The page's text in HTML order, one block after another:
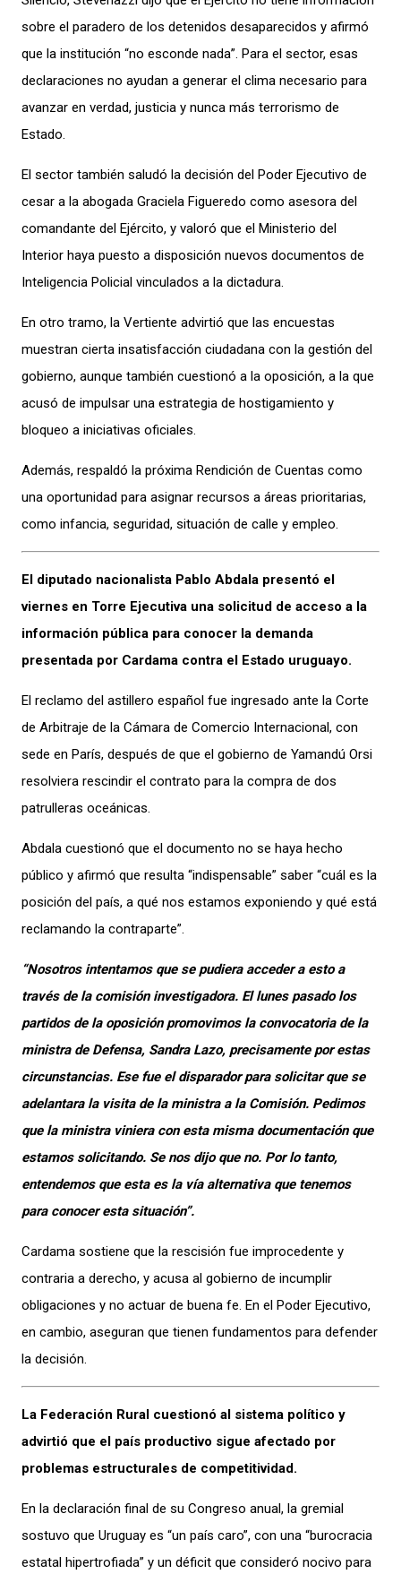
sobre el paradero de los detenidos desaparecidos y afirmó
que la institución “no esconde nada”. Para el sector, esas
declaraciones no ayudan a generar el clima necesario para
avanzar en verdad, justicia y nunca más terrorismo de
Estado.
El sector también saludó la decisión del Poder Ejecutivo de
cesar a la abogada Graciela Figueredo como asesora del
comandante del Ejército, y valoró que el Ministerio del
Interior haya puesto a disposición nuevos documentos de
Inteligencia Policial vinculados a la dictadura.
En otro tramo, la Vertiente advirtió que las encuestas
muestran cierta insatisfacción ciudadana con la gestión del
gobierno, aunque también cuestionó a la oposición, a la que
acusó de impulsar una estrategia de hostigamiento y
bloqueo a iniciativas oficiales.
Además, respaldó la próxima Rendición de Cuentas como
una oportunidad para asignar recursos a áreas prioritarias,
como infancia, seguridad, situación de calle y empleo.
El diputado nacionalista Pablo Abdala presentó el
viernes en Torre Ejecutiva una solicitud de acceso a la
información pública para conocer la demanda
presentada por Cardama contra el Estado uruguayo.
El reclamo del astillero español fue ingresado ante la Corte
de Arbitraje de la Cámara de Comercio Internacional, con
sede en París, después de que el gobierno de Yamandú Orsi
resolviera rescindir el contrato para la compra de dos
patrulleras oceánicas.
Abdala cuestionó que el documento no se haya hecho
público y afirmó que resulta “indispensable” saber “cuál es la
posición del país, a qué nos estamos exponiendo y qué está
reclamando la contraparte”.
“Nosotros intentamos que se pudiera acceder a esto a
través de la comisión investigadora. El lunes pasado los
partidos de la oposición promovimos la convocatoria de la
ministra de Defensa, Sandra Lazo, precisamente por estas
circunstancias. Ese fue el disparador para solicitar que se
adelantara la visita de la ministra a la Comisión. Pedimos
que la ministra viniera con esta misma documentación que
estamos solicitando. Se nos dijo que no. Por lo tanto,
entendemos que esta es la vía alternativa que tenemos
para conocer esta situación”.
Cardama sostiene que la rescisión fue improcedente y
contraria a derecho, y acusa al gobierno de incumplir
obligaciones y no actuar de buena fe. En el Poder Ejecutivo,
en cambio, aseguran que tienen fundamentos para defender
la decisión.
La Federación Rural cuestionó al sistema político y
advirtió que el país productivo sigue afectado por
problemas estructurales de competitividad.
En la declaración final de su Congreso anual, la gremial
sostuvo que Uruguay es “un país caro”, con una “burocracia
estatal hipertrofiada” y un déficit que consideró nocivo para